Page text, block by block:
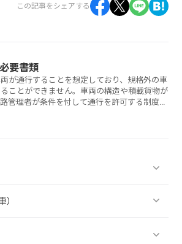
この記事をシェアする
要書類
が通行することを想定しており、規格外の車
ことができません。車両の構造や積載貨物が
管理者が条件を付して通行を許可する制度を
」を当センターにご依頼頂く場合のサービス
たします。